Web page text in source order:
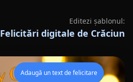
Editezi șablonul:
Felicitări digitale de Crăciun
Adaugă un text de felicitare